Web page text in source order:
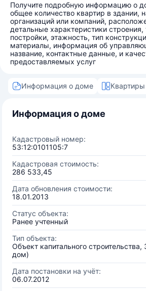
Получите подробную информацию о
общее количество квартир в здании,
организаций или компаний,
детальные характеристики строения,
постройки, этажность, тип
материалы, информация об
название, контактные данные, и
предоставляемых услуг
Информация о доме
Информация о доме
Кадастровый номер:
53:12:0101105:7
Кадастровая стоимость:
286 533,45
Дата обновления стоимости:
18.01.2013
Статус объекта:
Ранее учтенный
Тип объекта:
Объект капитального
дом)
Дата постановки на учёт:
06.07.2012